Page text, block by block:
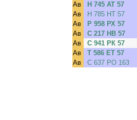
Ав
Н 745 АТ 57
Ав
Н 785 НТ 57
Ав
Р 958 РХ 57
Ав
С 217 НВ 57
Ав
С 941 РК 57
Ав
Т 586 ЕТ 57
Ав
С 637 РО 163